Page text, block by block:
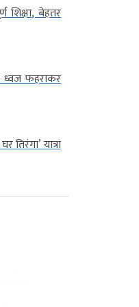
शिक्षा, बेहतर
ध्वज फहराकर
तिरंगा’ यात्रा